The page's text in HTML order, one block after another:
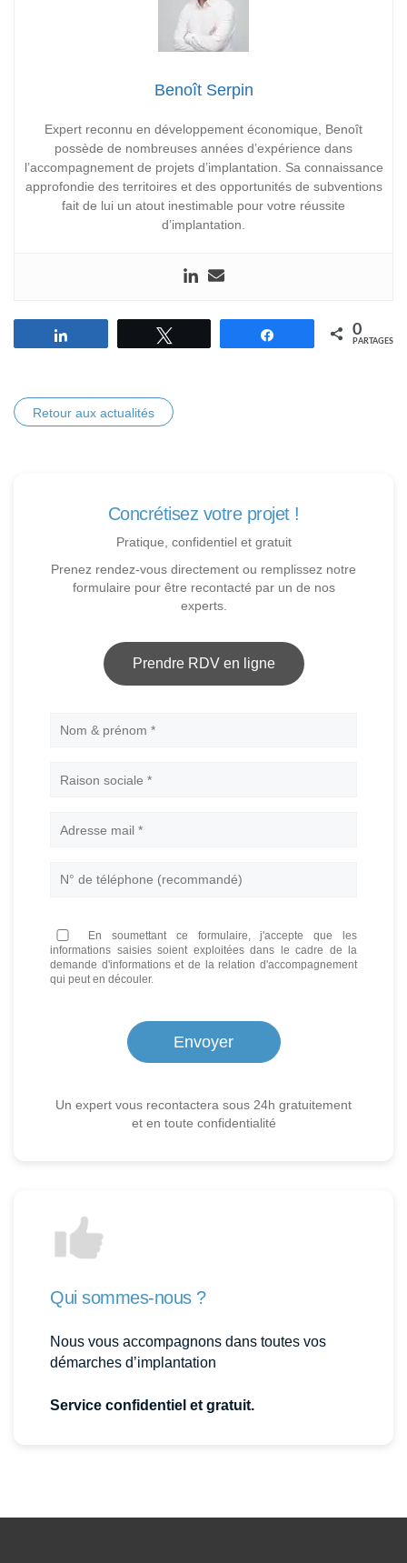
Benoît Serpin
Expert reconnu en développement économique, Benoît
possède de nombreuses années d’expérience dans
l’accompagnement de projets d’implantation. Sa connaissance
approfondie des territoires et des opportunités de subventions
fait de lui un atout inestimable pour votre réussite
d’implantation.
Partagez 0
PARTAGES
Retour aux actualités
Concrétisez votre projet !
Pratique, confidentiel et gratuit
Prenez rendez-vous directement ou remplissez notre
formulaire pour être recontacté par un de nos
experts.
Prendre RDV en ligne
En soumettant ce formulaire, j'accepte que les
informations saisies soient exploitées dans le cadre de la
demande d'informations et de la relation d'accompagnement
qui peut en découler.
Un expert vous recontactera sous 24h gratuitement
et en toute confidentialité
Qui sommes-nous ?
Nous vous accompagnons dans toutes vos
démarches d’implantation
Service confidentiel et gratuit.